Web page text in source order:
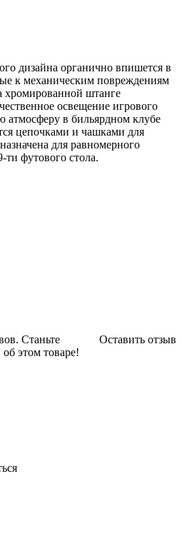
дизайна органично впишется в
к механическим повреждениям
хромированной штанге
освещение игрового
атмосферу в бильярдном клубе
цепочками и чашками для
для равномерного
ти футового стола.
Оставить отзыв
Станьте
этом товаре!